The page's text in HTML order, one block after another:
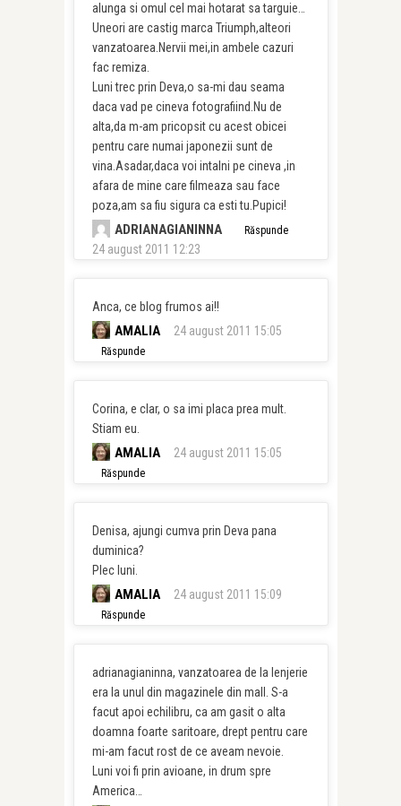
alunga si omul cel mai hotarat sa targuie…
Uneori are castig marca Triumph,alteori
vanzatoarea.Nervii mei,in ambele cazuri
fac remiza.
Luni trec prin Deva,o sa-mi dau seama
daca vad pe cineva fotografiind.Nu de
alta,da m-am pricopsit cu acest obicei
pentru care numai japonezii sunt de
vina.Asadar,daca voi intalni pe cineva ,in
afara de mine care filmeaza sau face
poza,am sa fiu sigura ca esti tu.Pupici!
ADRIANAGIANINNA
24 august 2011 12:23
Răspunde
Anca, ce blog frumos ai!!
AMALIA 24 august 2011 15:05
Răspunde
Corina, e clar, o sa imi placa prea mult.
Stiam eu.
AMALIA 24 august 2011 15:05
Răspunde
Denisa, ajungi cumva prin Deva pana
duminica?
Plec luni.
AMALIA 24 august 2011 15:09
Răspunde
adrianagianinna, vanzatoarea de la lenjerie
era la unul din magazinele din mall. S-a
facut apoi echilibru, ca am gasit o alta
doamna foarte saritoare, drept pentru care
mi-am facut rost de ce aveam nevoie.
Luni voi fi prin avioane, in drum spre
America…